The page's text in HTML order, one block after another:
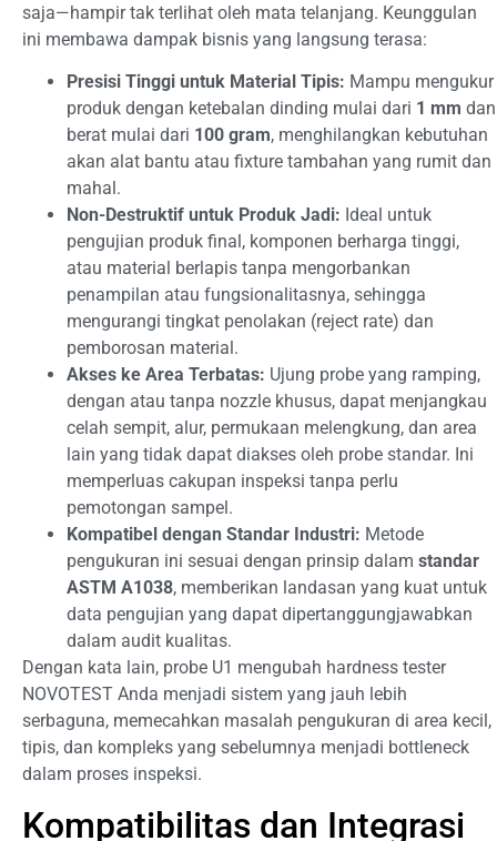
saja—hampir tak terlihat oleh mata telanjang. Keunggulan
ini membawa dampak bisnis yang langsung terasa:
Presisi Tinggi untuk Material Tipis: Mampu mengukur
produk dengan ketebalan dinding mulai dari 1 mm dan
berat mulai dari 100 gram, menghilangkan kebutuhan
akan alat bantu atau fixture tambahan yang rumit dan
mahal.
Non-Destruktif untuk Produk Jadi: Ideal untuk
pengujian produk final, komponen berharga tinggi,
atau material berlapis tanpa mengorbankan
penampilan atau fungsionalitasnya, sehingga
mengurangi tingkat penolakan (reject rate) dan
pemborosan material.
Akses ke Area Terbatas: Ujung probe yang ramping,
dengan atau tanpa nozzle khusus, dapat menjangkau
celah sempit, alur, permukaan melengkung, dan area
lain yang tidak dapat diakses oleh probe standar. Ini
memperluas cakupan inspeksi tanpa perlu
pemotongan sampel.
Kompatibel dengan Standar Industri: Metode
pengukuran ini sesuai dengan prinsip dalam standar
ASTM A1038, memberikan landasan yang kuat untuk
data pengujian yang dapat dipertanggungjawabkan
dalam audit kualitas.
Dengan kata lain, probe U1 mengubah hardness tester
NOVOTEST Anda menjadi sistem yang jauh lebih
serbaguna, memecahkan masalah pengukuran di area kecil,
tipis, dan kompleks yang sebelumnya menjadi bottleneck
dalam proses inspeksi.
Kompatibilitas dan Integrasi